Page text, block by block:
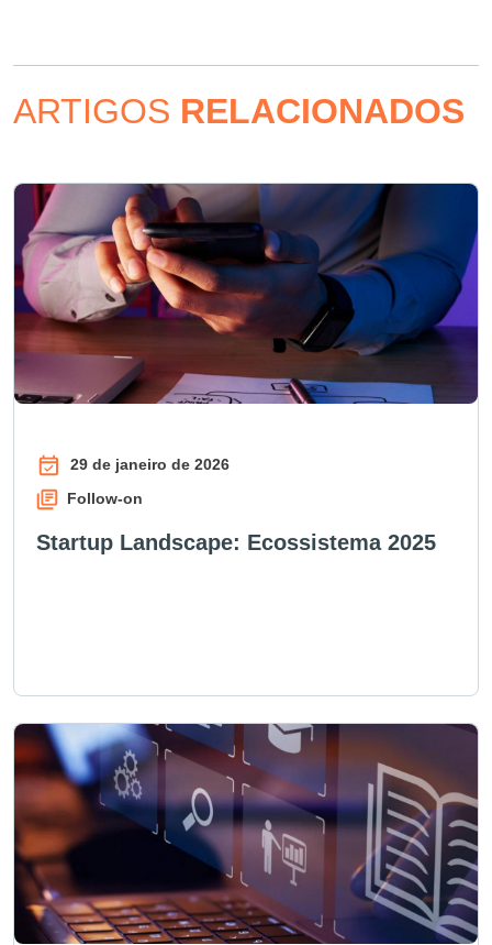
ARTIGOS RELACIONADOS
29 de janeiro de 2026
Follow-on
Startup Landscape: Ecossistema 2025